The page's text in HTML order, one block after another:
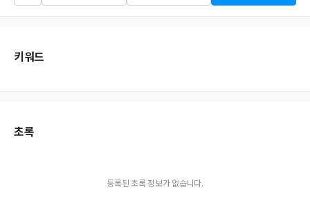
찾기
키워드
초록
등록된 초록 정보가 없습니다.